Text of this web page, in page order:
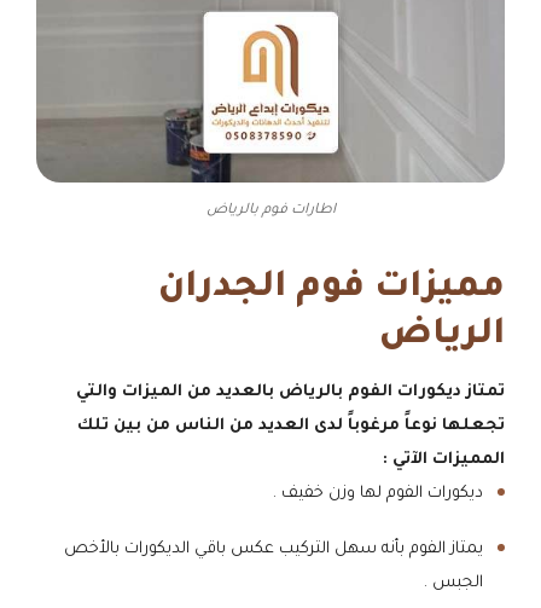
اطارات فوم بالرياض
مميزات فوم الجدران
الرياض
تمتاز ديكورات الفوم بالرياض بالعديد من الميزات والتي
تجعلها نوعاً مرغوباً لدى العديد من الناس من بين تلك
المميزات الآتي :
ديكورات الفوم لها وزن خفيف .
يمتاز الفوم بأنه سهل التركيب عكس باقي الديكورات بالأخص
الجبس .